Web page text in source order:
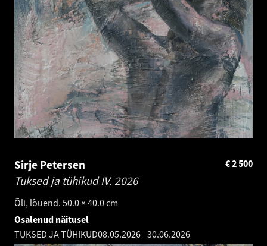
Sirje Petersen
Tuksed ja tühikud IV. 2026
Õli, lõuend. 50.0 × 40.0 cm
2 500
€
Osalenud näitusel
TUKSED JA TÜHIKUD08.05.2026-30.06.2026